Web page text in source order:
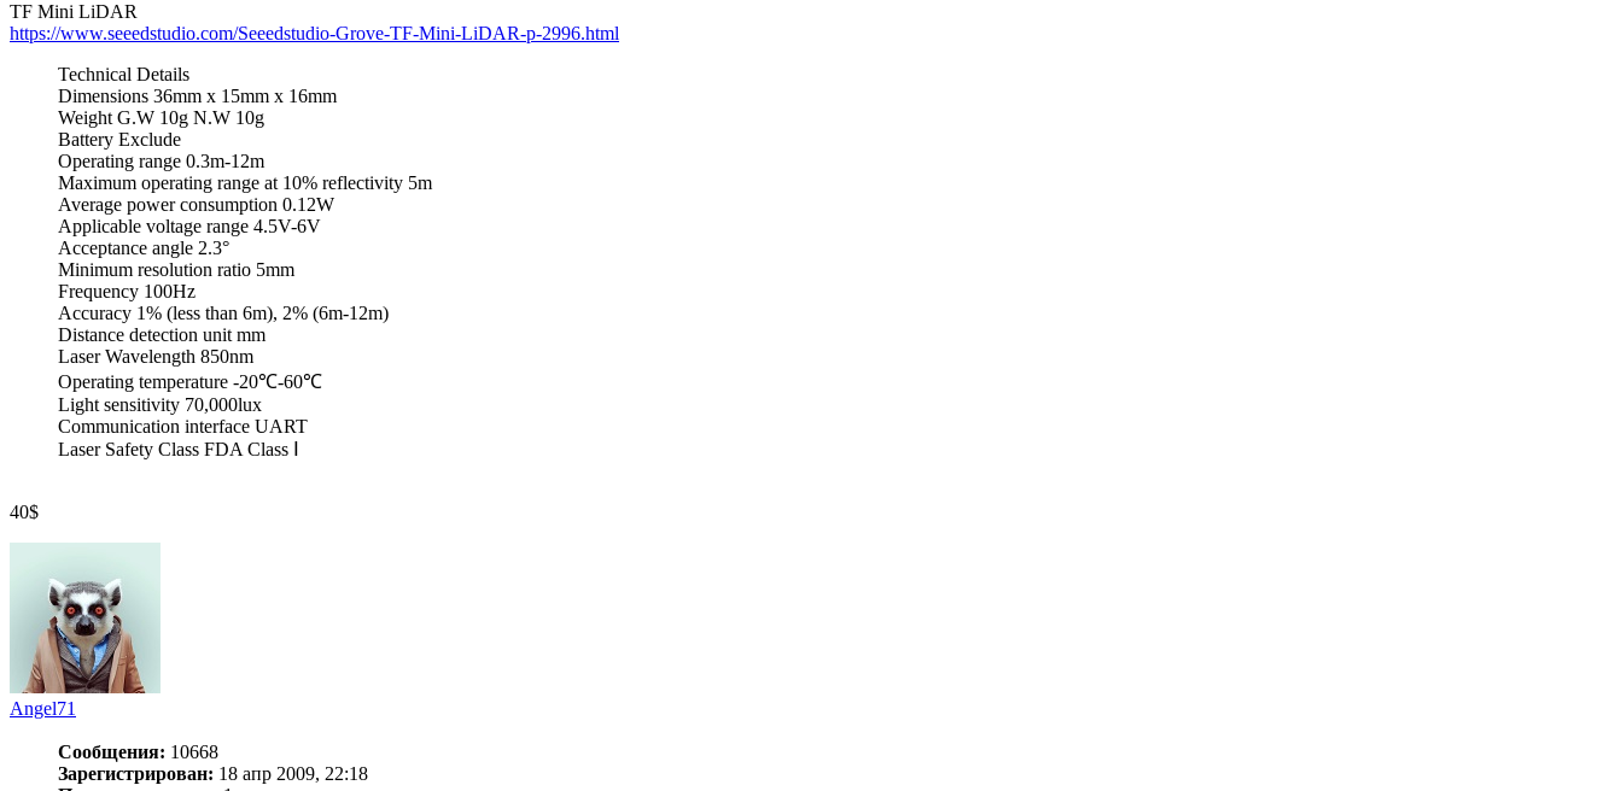
TF Mini LiDAR
https://www.seeedstudio.com/Seeedstudio-Grove-TF-Mini-LiDAR-p-2996.html
Technical Details
Dimensions 36mm x 15mm x 16mm
Weight G.W 10g N.W 10g
Battery Exclude
Operating range 0.3m-12m
Maximum operating range at 10% reflectivity 5m
Average power consumption 0.12W
Applicable voltage range 4.5V-6V
Acceptance angle 2.3°
Minimum resolution ratio 5mm
Frequency 100Hz
Accuracy 1% (less than 6m), 2% (6m-12m)
Distance detection unit mm
Laser Wavelength 850nm
Operating temperature -20℃-60℃
Light sensitivity 70,000lux
Communication interface UART
Laser Safety Class FDA Class Ⅰ
40$
Angel71
Сообщения: 10668
Зарегистрирован: 18 апр 2009, 22:18